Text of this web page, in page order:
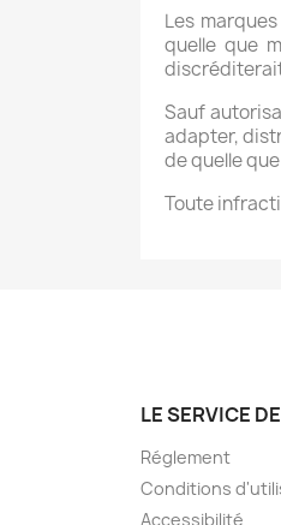
Les
quelle que
discréditerait
Sauf
adapter,
de quelle
Toute
LE SERVICE
Réglement
Conditions
Accessibilité